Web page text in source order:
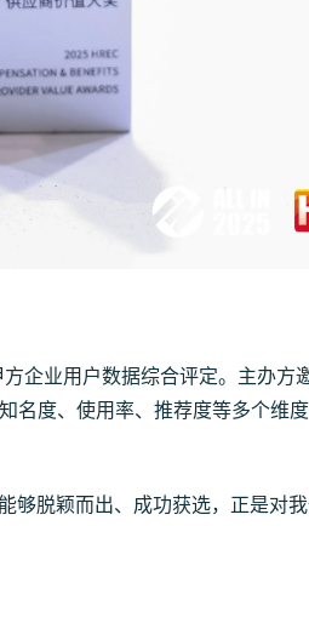
企业用户数据综合评定。主办方
名度、使用率、推荐度等多个维
够脱颖而出、成功获选，正是对